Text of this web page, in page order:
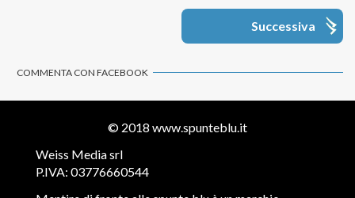
Successiva
COMMENTA CON FACEBOOK
© 2018 www.spunteblu.it
Weiss Media srl
P.IVA: 03776660544